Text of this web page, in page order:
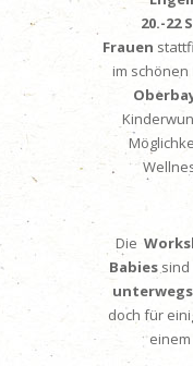
20.-22
Frauen
im schönen
Die
Babies sind
unterwegs
doch für
einem